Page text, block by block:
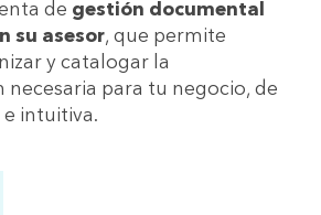
de gestión documental
su asesor, que permite
y catalogar la
para tu negocio, de
intuitiva.